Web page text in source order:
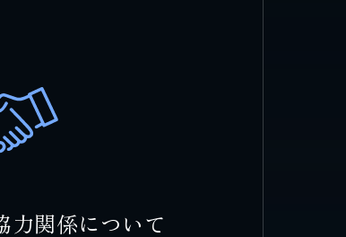
力関係について